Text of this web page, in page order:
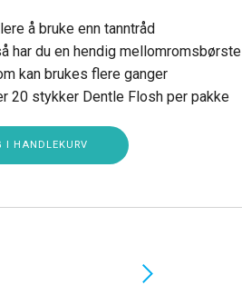
å bruke enn tanntråd
har du en hendig mellomromsbørste
kan brukes flere ganger
20 stykker Dentle Flosh per pakke
I HANDLEKURV